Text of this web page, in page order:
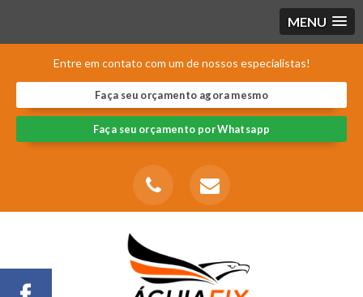
MENU
Entre em contato com um de nossos especialistas!
Faça seu orçamento agora mesmo
Faça seu orçamento por Whatsapp